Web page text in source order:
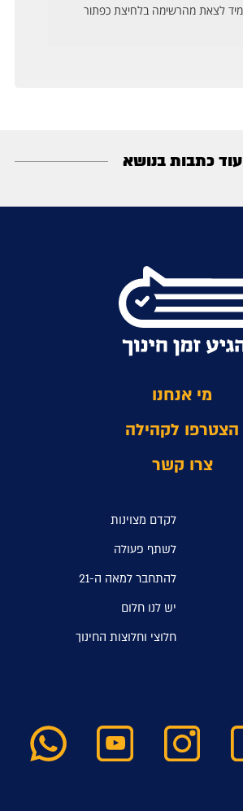
עוד כתבות בנושא
מי אנחנו
הצטרפו לקהילה
צרו קשר
לקדם מצוינות
לשתף פעולה
להתחבר למאה ה-21
יש לנו חלום
חלוצי וחלוצות החינוך